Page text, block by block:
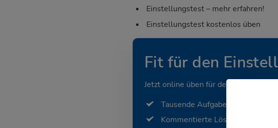
Einstellungstest – mehr erfahren!
Einstellungstest kostenlos üben
Fit für den
Jetzt online üben für deinen Beruf.
Tausende Aufgaben
Kommentierte Lösungen